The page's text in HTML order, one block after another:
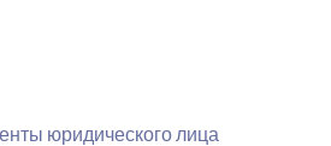
юридического лица